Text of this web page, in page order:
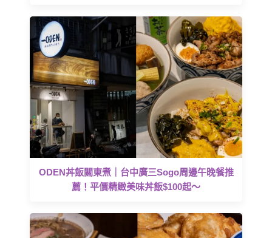
ODEN丼飯關東煮｜台中廣三Sogo周邊午晚餐推
薦！平價精緻美味丼飯$100起～